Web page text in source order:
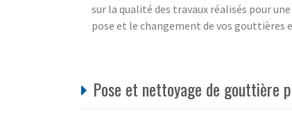
sur la qualité des travaux réalisés pour
pose et le changement de vos gouttières
Pose et nettoyage de gouttière